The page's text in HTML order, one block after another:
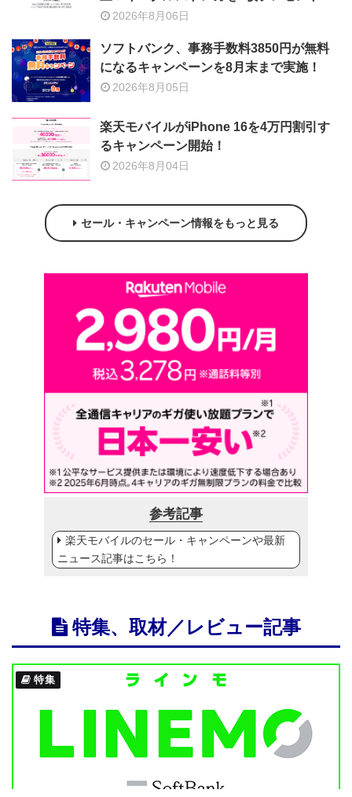
2026年8月06日
ソフトバンク、事務手数料3850円が無料
になるキャンペーンを8月末まで実施！
2026年8月05日
楽天モバイルがiPhone 16を4万円割引す
るキャンペーン開始！
2026年8月04日
セール・キャンペーン情報をもっと見る
参考記事
楽天モバイルのセール・キャンペーンや最新
ニュース記事はこちら！
特集、取材／レビュー記事
特集